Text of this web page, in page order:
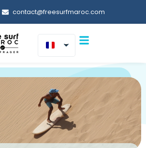
contact@freesurfmaroc.com